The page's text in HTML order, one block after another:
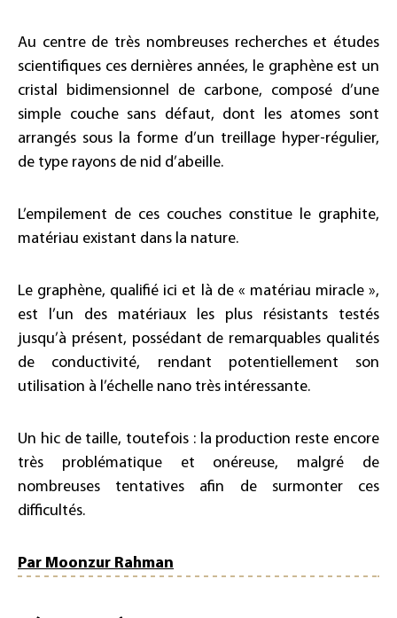
Au centre de très nombreuses recherches et études
scientifiques ces dernières années, le graphène est un
cristal bidimensionnel de carbone, composé d’une
simple couche sans défaut, dont les atomes sont
arrangés sous la forme d’un treillage hyper-régulier,
de type rayons de nid d’abeille.
L’empilement de ces couches constitue le graphite,
matériau existant dans la nature.
Le graphène, qualifié ici et là de « matériau miracle »,
est l’un des matériaux les plus résistants testés
jusqu’à présent, possédant de remarquables qualités
de conductivité, rendant potentiellement son
utilisation à l’échelle nano très intéressante.
Un hic de taille, toutefois : la production reste encore
très problématique et onéreuse, malgré de
nombreuses tentatives afin de surmonter ces
difficultés.
Par Moonzur Rahman